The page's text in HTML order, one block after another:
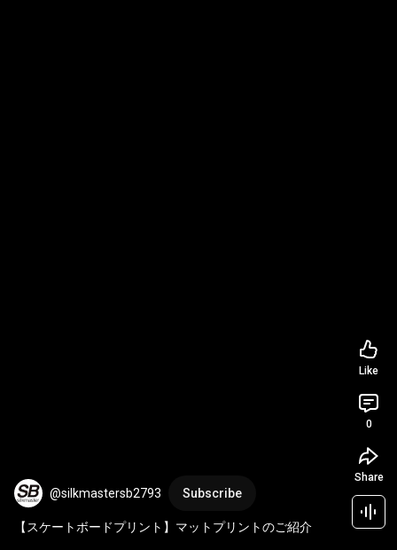
@silkmastersb2793 Subscribe
【スケートボードプリント】マットプリントのご紹介
Like
0
Share